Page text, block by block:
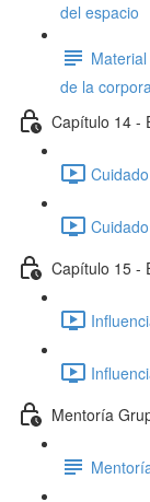
del espacio
de la
Capítulo 14 -
Capítulo 15 -
Mentoría